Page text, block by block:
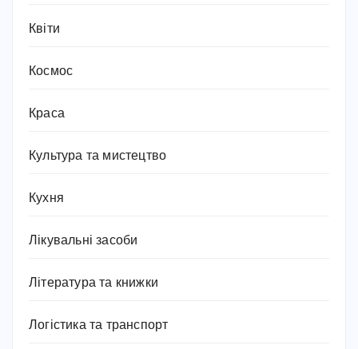
Квіти
Космос
Краса
Культура та мистецтво
Кухня
Лікувальні засоби
Література та книжки
Логістика та транспорт